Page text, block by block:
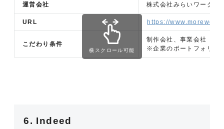
運営会社 株式会社みらいワークス
URL https://
こだわり条件
制作会社、事業会社
※企業のポートフォリオ
横スクロール可能
6. Indeed